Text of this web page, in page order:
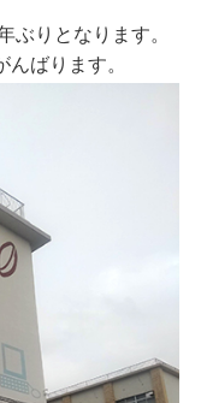
りとなります。
ばります。